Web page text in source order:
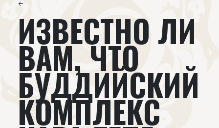
Авторы Всемирное общество
Издательство
Проекты Подкасты
Книги Видеолекторий
←
ИЗВЕСТНО ЛИ
ВАМ, ЧТО
БУДДИЙСКИЙ
КОМПЛЕКС